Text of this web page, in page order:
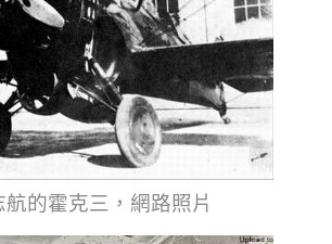
航的霍克三，網路照片